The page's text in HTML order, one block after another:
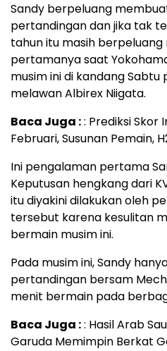
Sandy berpeluang
pertandingan dan jika tak
tahun itu masih berpeluang
pertamanya saat
musim ini di kandang Sabtu
melawan Albirex Niigata.
Baca Juga :: Prediksi Skor
Februari, Susunan Pemain,
Ini pengalaman pertama
Keputusan hengkang dari
itu diyakini dilakukan oleh
tersebut karena kesulitan
bermain musim ini.
Pada musim ini, Sandy
pertandingan bersam
menit bermain pada
Baca Juga :: Hasil Arab
Garuda Memimpin Berkat